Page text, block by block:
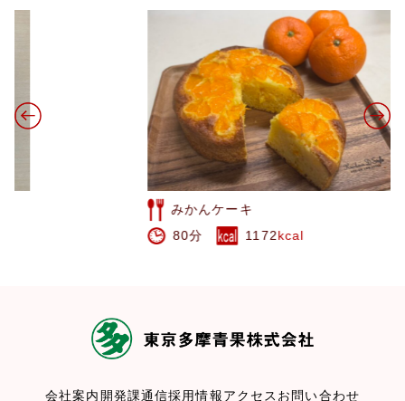
みかんケーキ
1172 kcal
会社案内 開発課通信採用情報アクセス お問い合わせ